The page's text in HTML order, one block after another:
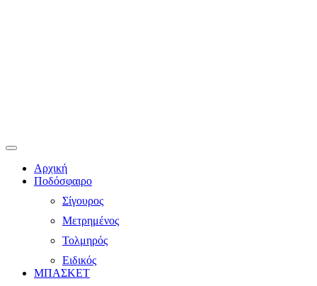
Αρχική
Ποδόσφαιρο
Σίγουρος
Μετρημένος
Τολμηρός
Ειδικός
ΜΠΑΣΚΕΤ